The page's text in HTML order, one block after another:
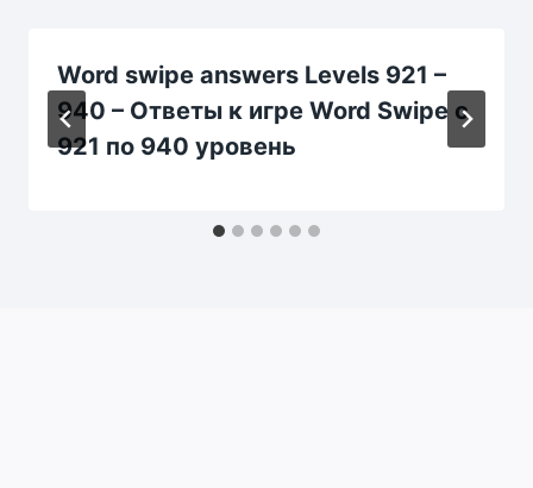
Word swipe answers Levels 921 –
940 – Ответы к игре Word Swipe с
921 по 940 уровень